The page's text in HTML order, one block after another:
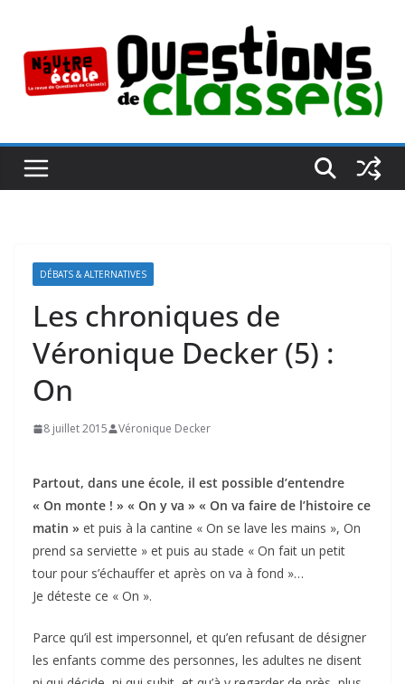
contenu
DÉBATS & ALTERNATIVES
Les chroniques de
Véronique Decker (5) :
On
8 juillet 2015 Véronique Decker
Partout, dans une école, il est possible d’entendre
« On monte ! » « On y va » « On va faire de l’histoire ce
matin » et puis à la cantine « On se lave les mains », On
prend sa serviette » et puis au stade « On fait un petit
tour pour s’échauffer et après on va à fond »…
Je déteste ce « On ».
Parce qu’il est impersonnel, et qu’en refusant de désigner
les enfants comme des personnes, les adultes ne disent